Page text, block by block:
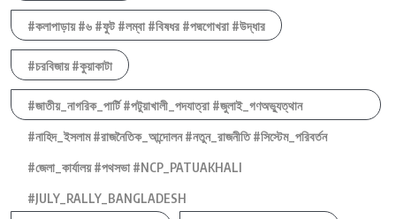
#কলাপাড়ায় #৬ #ফুট #লম্বা #বিষধর #পদ্মগোখরা #উদ্ধার
#চরবিজায় #কুয়াকাটা
#জাতীয়_নাগরিক_পার্টি #পটুয়াখালী_পদযাত্রা #জুলাই_গণঅভ্যুত্থান
#নাহিদ_ইসলাম #রাজনৈতিক_আন্দোলন #নতুন_রাজনীতি #সিস্টেম_পরিবর্তন
#জেলা_কার্যালয় #পথসভা #NCP_PATUAKHALI
#JULY_RALLY_BANGLADESH